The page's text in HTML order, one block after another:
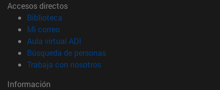
Accesos directos
Biblioteca
Mi correo(abre en nueva ventana)
Aula virtual ADI
Búsqueda de personas(abre en nueva ventana)
Trabaja con nosotros(abre en nueva ventana)
Información